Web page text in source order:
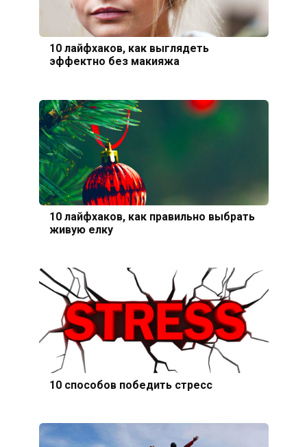
10 лайфхаков, как выглядеть
эффектно без макияжа
10 лайфхаков, как правильно выбрать
живую елку
10 способов победить стресс